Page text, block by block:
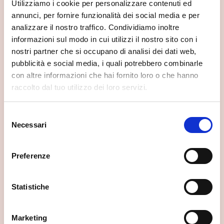
Utilizziamo i cookie per personalizzare contenuti ed
annunci, per fornire funzionalità dei social media e per
analizzare il nostro traffico. Condividiamo inoltre
informazioni sul modo in cui utilizzi il nostro sito con i
nostri partner che si occupano di analisi dei dati web,
pubblicità e social media, i quali potrebbero combinarle
con altre informazioni che hai fornito loro o che hanno
raccolto dal tuo utilizzo dei loro servizi.
delNecessari
Preferenze
Statistiche
Marketing